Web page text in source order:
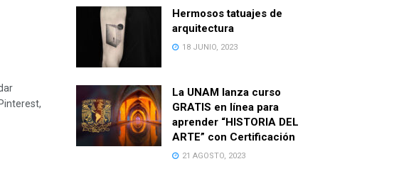
Hermosos tatuajes de
arquitectura
18 JUNIO, 2023
La UNAM lanza curso
GRATIS en línea para
aprender “HISTORIA DEL
ARTE” con Certificación
21 AGOSTO, 2023